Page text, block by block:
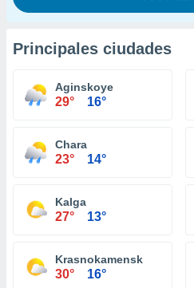
Principales ciudades
Aginskoye
29° 16°
Chara
23° 14°
Kalga
27° 13°
Krasnokamensk
30° 16°